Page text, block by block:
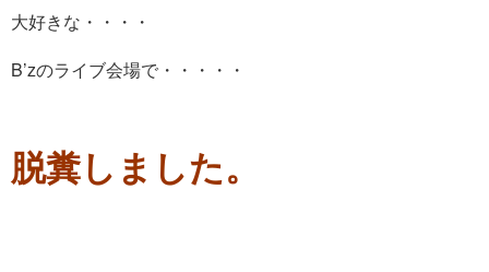
大好きな・・・・
B’zのライブ会場で・・・・・
脱糞しました。